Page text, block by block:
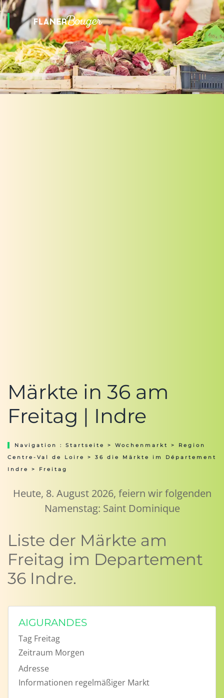
Märkte in 36 am
Freitag | Indre
Navigation : Startseite > Wochenmarkt > Region
Centre-Val de Loire
> 36 die Märkte im Département
Indre
> Freitag
Heute, 8. August 2026, feiern wir folgenden
Namenstag: Saint Dominique
Liste der Märkte am
Freitag im Departement
36 Indre.
AIGURANDES
Tag Freitag
Zeitraum Morgen
Adresse
Informationen regelmäßiger Markt